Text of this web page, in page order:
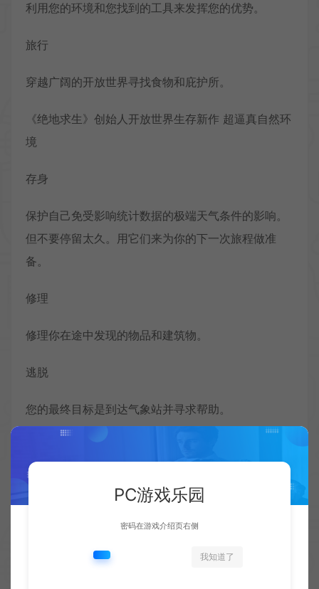
利用您的环境和您找到的工具来发挥您的优势。
旅行
穿越广阔的开放世界寻找食物和庇护所。
《绝地求生》创始人开放世界生存新作 超逼真自然环
境
存身
保护自己免受影响统计数据的极端天气条件的影响。
但不要停留太久。用它们来为你的下一次旅程做准
备。
修理
修理你在途中发现的物品和建筑物。
逃脱
您的最终目标是到达气象站并寻求帮助。
1.网站内所有文件均为网络共享资源，本站仅做打包整理。仅用于学习交
2.所有资源请于下载后24小时内删除。如需体验更多乐趣，请购买正版！
3.所有内容均来自互联网。如侵犯您的版权或利益请发送邮件：
PC游戏乐园
密码在游戏介绍页右侧
我知道了